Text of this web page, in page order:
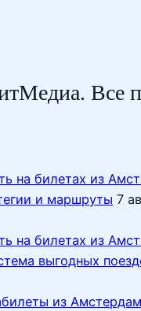
Все
на билетах из
и маршруты 7
на билетах из
выгодных
из